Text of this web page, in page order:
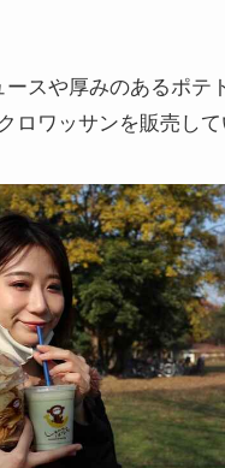
ースや厚みのあるポテ
ロワッサンを販売して